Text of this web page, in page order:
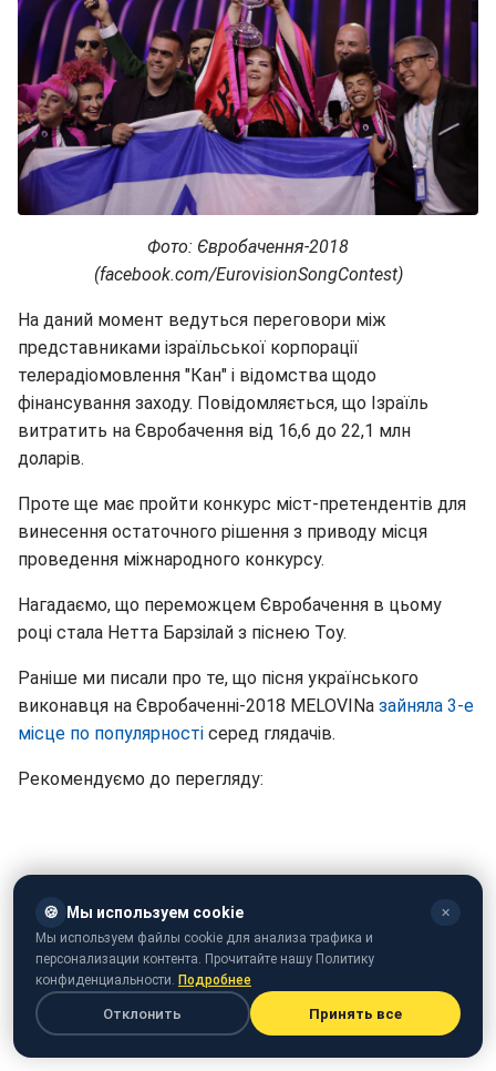
Фото: Євробачення-2018
(facebook.com/EurovisionSongContest)
На даний момент ведуться переговори між
представниками ізраїльської корпорації
телерадіомовлення "Кан" і відомства щодо
фінансування заходу. Повідомляється, що Ізраїль
витратить на Євробачення від 16,6 до 22,1 млн
доларів.
Проте ще має пройти конкурс міст-претендентів для
винесення остаточного рішення з приводу місця
проведення міжнародного конкурсу.
Нагадаємо, що переможцем Євробачення в цьому
році стала Нетта Барзілай з піснею Toy.
Раніше ми писали про те, що пісня українського
виконавця на Євробаченні-2018 MELOVINа зайняла 3-е
місце по популярності серед глядачів.
Рекомендуємо до перегляду:
🍪 Мы используем cookie ✕
Мы используем файлы cookie для анализа трафика и
персонализации контента. Прочитайте нашу Политику
конфиденциальности. Подробнее
Отклонить Принять все